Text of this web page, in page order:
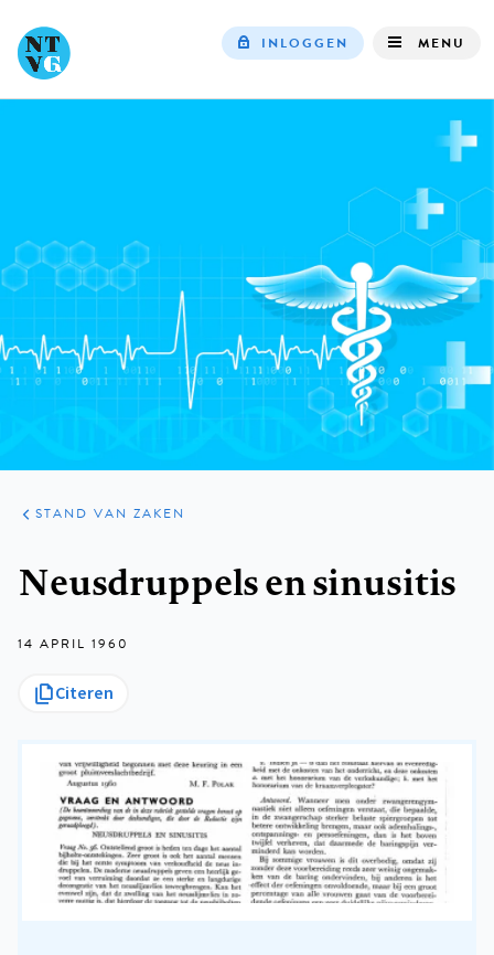
navigation
INLOGGEN MENU
ARTIKELEN
PRAKTIJK
STAND VAN ZAKEN
Neusdruppels en sinusitis
14 APRIL 1960
Citeren